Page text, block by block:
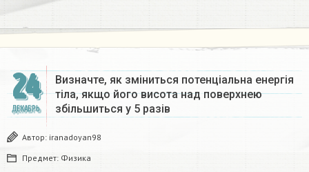
24
ДЕКАБРЬ
Визначте, як зміниться потенціальна енергія
тіла, якщо його висота над поверхнею
збільшиться у 5 разів
Автор: iranadoyan98
Предмет: Физика